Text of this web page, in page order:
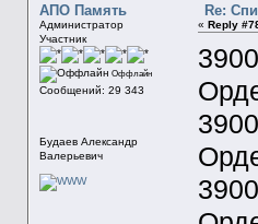
АПО Память
Администратор
Участник
Оффлайн
Сообщений: 29 343
Будаев Александр
Валерьевич
Re:
« Reply